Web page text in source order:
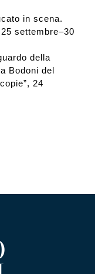
in scena.
settembre–30
della
Bodoni del
24